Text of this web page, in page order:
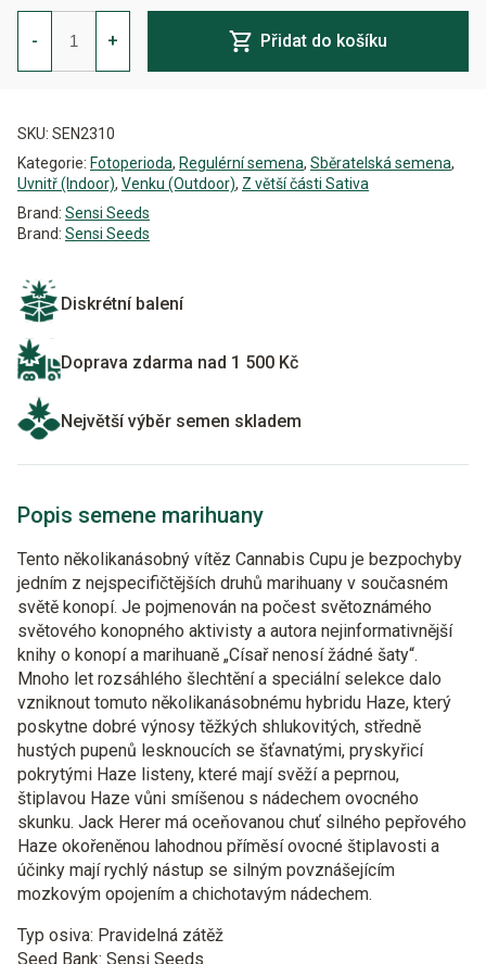
-
Jack
Herer
Regulérní
množství
+ Přidat do košíku
SKU: SEN2310
Kategorie: Fotoperioda, Regulérní semena, Sběratelská semena,
Uvnitř (Indoor), Venku (Outdoor), Z větší části Sativa
Brand: Sensi Seeds
Brand: Sensi Seeds
Diskrétní balení
Doprava zdarma nad 1 500 Kč
Největší výběr semen skladem
Popis semene marihuany
Tento několikanásobný vítěz Cannabis Cupu je bezpochyby
jedním z nejspecifičtějších druhů marihuany v současném
světě konopí. Je pojmenován na počest světoznámého
světového konopného aktivisty a autora nejinformativnější
knihy o konopí a marihuaně „Císař nenosí žádné šaty“.
Mnoho let rozsáhlého šlechtění a speciální selekce dalo
vzniknout tomuto několikanásobnému hybridu Haze, který
poskytne dobré výnosy těžkých shlukovitých, středně
hustých pupenů lesknoucích se šťavnatými, pryskyřicí
pokrytými Haze listeny, které mají svěží a peprnou,
štiplavou Haze vůni smíšenou s nádechem ovocného
skunku. Jack Herer má oceňovanou chuť silného pepřového
Haze okořeněnou lahodnou příměsí ovocné štiplavosti a
účinky mají rychlý nástup se silným povznášejícím
mozkovým opojením a chichotavým nádechem.
Typ osiva: Pravidelná zátěž
Seed Bank: Sensi Seeds